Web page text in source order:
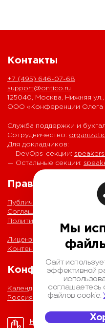
Контакты
+7 (495) 646-07-68
support@ontico.ru
125040, Москва, Нижняя ул.,
ООО «Конференции Олега
Служба поддержки и
Сотрудничество:
Для докладчиков:
— DevOps-секции:
— Остальные секции:
Конференции
Календарь
Россия IV
НОРМЫ ПОВЕДЕНИЯ
Правовая
Публичная оферта
Соглашение на обработку
Политика обработки
Лицензионный договор с
Контентная политика
Мы
Сайт
эффективной
соглашаетесь
файлов cookie.